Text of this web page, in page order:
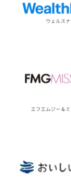
ウェルス
エフエムジー &